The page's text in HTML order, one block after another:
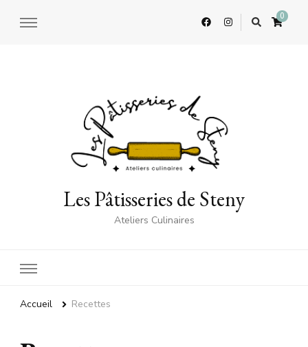
0
Les Pâtisseries de Steny
Ateliers Culinaires
Accueil Recettes